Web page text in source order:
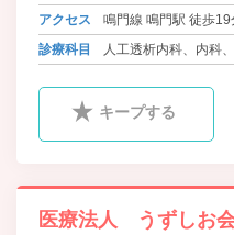
アクセス
鳴門線 鳴門駅 徒歩19
バス 徳島バス 北泊
診療科目
人工透析内科、内科
キープする
医療法人 うずしお